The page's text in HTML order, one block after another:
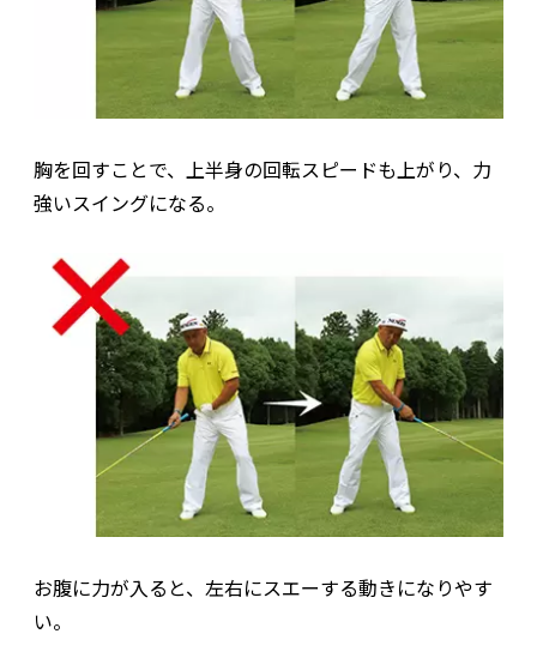
胸を回すことで、上半身の回転スピードも上がり、力
強いスイングになる。
お腹に力が入ると、左右にスエーする動きになりやす
い。